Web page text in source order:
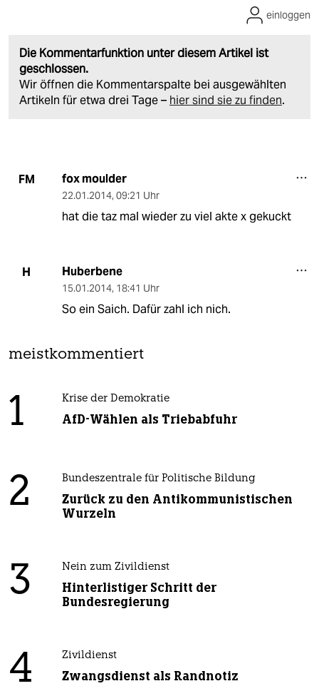
Die Kommentarfunktion unter diesem Artikel ist
geschlossen.
Wir öffnen die Kommentarspalte bei ausgewählten
Artikeln für etwa drei Tage – hier sind sie zu finden.
einloggen
FM fox moulder
22.01.2014, 09:21 Uhr
hat die taz mal wieder zu viel akte x gekuckt
H Huberbene
15.01.2014, 18:41 Uhr
So ein Saich. Dafür zahl ich nich.
meistkommentiert
1 Krise der Demokratie
AfD-Wählen als Triebabfuhr
2 Bundeszentrale für Politische Bildung
Zurück zu den Antikommunistischen
Wurzeln
3 Nein zum Zivildienst
Hinterlistiger Schritt der
Bundesregierung
4 Zivildienst
Zwangsdienst als Randnotiz